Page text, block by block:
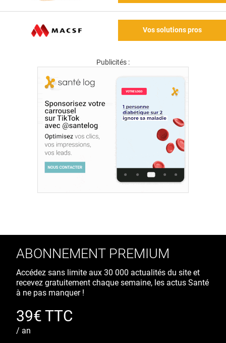
Vos solutions pros
Publicités :
ABONNEMENT PREMIUM
Accédez sans limite aux 30 000 actualités du site et
recevez gratuitement chaque semaine, les actus Santé
à ne pas manquer !
39€ TTC
/ an